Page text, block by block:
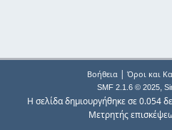
Βοήθεια| Όροι και
SMF 2.1.6 © 2025,
Η σελίδα δημιουργήθηκε σε 0.054
Μετρητής